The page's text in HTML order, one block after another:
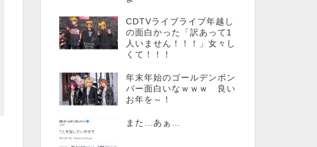
CDTVライブライブ年越し
の面白かった「訳あって1
人いません！！！」女々し
くて！！！
年末年始のゴールデンボン
バー面白いなｗｗｗ 良い
お年を～！
また…あぁ…